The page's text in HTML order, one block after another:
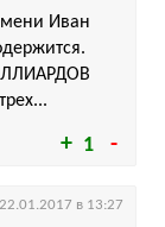
1
Иван
22.01.2017 в 13:27